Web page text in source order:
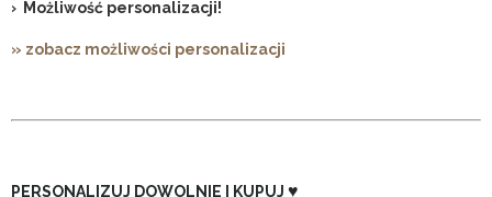
› Możliwość personalizacji!
» zobacz możliwości personalizacji
PERSONALIZUJ DOWOLNIE I KUPUJ ♥